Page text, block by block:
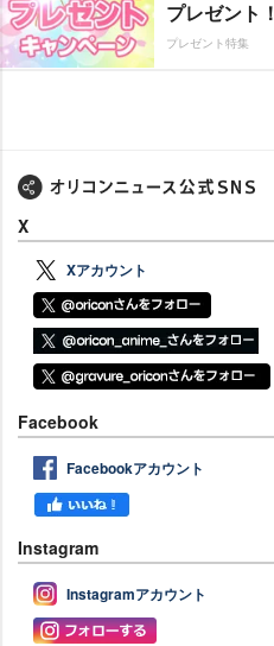
プレゼント！
プレゼント特集
X
Xアカウント
Facebook
Facebookアカウント
Instagram
Instagramアカウント